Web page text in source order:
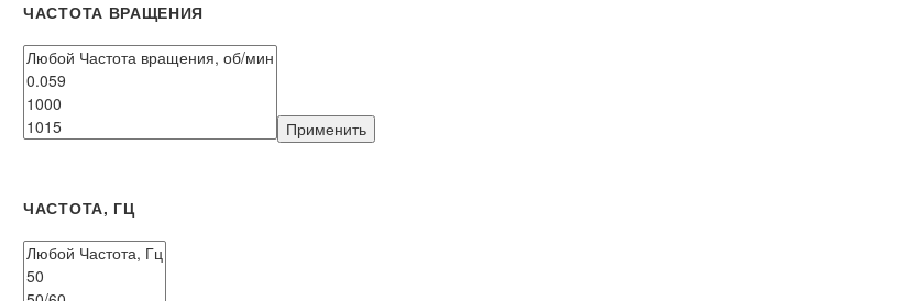
ЧАСТОТА ВРАЩЕНИЯ
Применить
ЧАСТОТА, ГЦ